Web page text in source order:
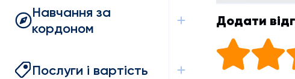
Навчання за
кордоном
Послуги і вартість
Додати